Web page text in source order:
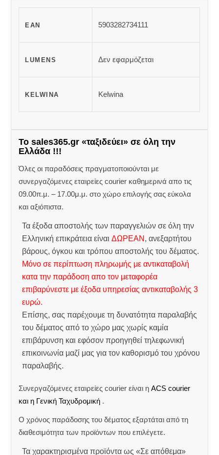
EAN 5903282734111
LUMENS Δεν εφαρμόζεται
KELWINA Kelwina
Το sales365.gr «ταξιδεύει» σε όλη την
Ελλάδα !!!
Όλες οι παραδόσεις πραγματοποιούνται με
συνεργαζόμενες εταιρείες courier καθημερινά απο τις
09.00π.μ. – 17.00μ.μ. στο χώρο επιλογής σας εύκολα
και αξιόπιστα.
Τα έξοδα αποστολής των παραγγελιών σε όλη την
Ελληνική επικράτεια είναιΔΩΡΕΑΝ , ανεξαρτήτου
βάρους, όγκου και τρόπου αποστολής του δέματος.
Μόνο σε περίπτωση πληρωμής με αντικαταβολή
κατα την παράδοση απο τον μεταφορέα
επιβαρύνεστε με έξοδα υπηρεσίας αντικαταβολής 3
ευρώ.
Επίσης, σας παρέχουμε τη δυνατότητα παραλαβής
του δέματος από το χώρο μας χωρίς καμία
επιβάρυνση και εφόσον προηγηθεί τηλεφωνική
επικοινωνία μαζί μας για τον καθορισμό του χρόνου
παραλαβής.
Συνεργαζόμενες εταιρείες courier είναι ηACS courier
και η Γενική Ταχυδρομική .
Ο χρόνος παράδοσης του δέματος εξαρτάται από τη
διαθεσιμότητα των προϊόντων που επιλέγετε.
Τα χαρακτηρισμένα προϊόντα ως «Σε απόθεμα»